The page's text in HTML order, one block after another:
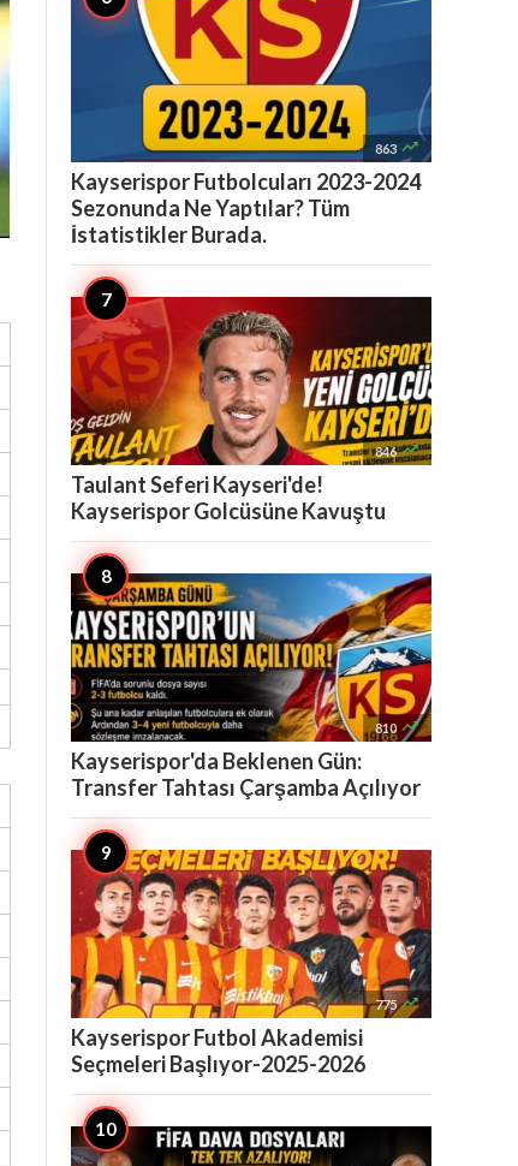
863 
Kayserispor Futbolcuları 2023-2024
Sezonunda Ne Yaptılar? Tüm
İstatistikler Burada.
846 
Taulant Seferi Kayseri'de!
Kayserispor Golcüsüne Kavuştu
810 
Kayserispor'da Beklenen Gün:
Transfer Tahtası Çarşamba Açılıyor
775 
Kayserispor Futbol Akademisi
Seçmeleri Başlıyor-2025-2026